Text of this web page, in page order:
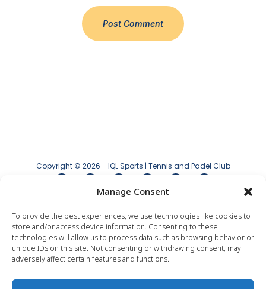
Manage Consent
To provide the best experiences, we use technologies like cookies to
store and/or access device information. Consenting to these
technologies will allow us to process data such as browsing behavior or
unique IDs on this site. Not consenting or withdrawing consent, may
adversely affect certain features and functions.
Copyright © 2026 - IQL Sports | Tennis and Padel Club
Política de privacidad
Política
de cookies